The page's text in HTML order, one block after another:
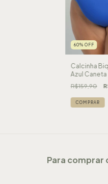
60% OFF
Calcinha
Azul Caneta
R$159,90
COMPRAR
Para comprar